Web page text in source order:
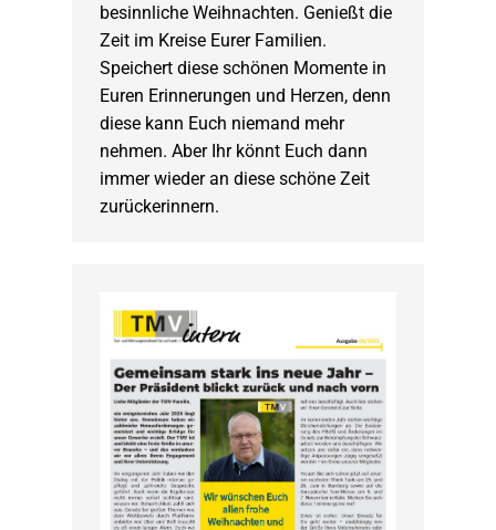
besinnliche Weihnachten. Genießt die
Zeit im Kreise Eurer Familien.
Speichert diese schönen Momente in
Euren Erinnerungen und Herzen, denn
diese kann Euch niemand mehr
nehmen. Aber Ihr könnt Euch dann
immer wieder an diese schöne Zeit
zurückerinnern.